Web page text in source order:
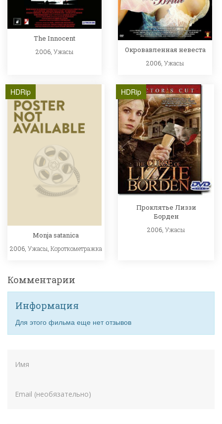
The Innocent
2006, Ужасы Окровавленная невеста
2006,Ужасы
HDRip
Monja satanica
2006, Ужасы, Короткометражка
HDRip
Проклятье Лиззи
Борден
2006,Ужасы
Комментарии
Информация
Для этого фильма еще нет отзывов